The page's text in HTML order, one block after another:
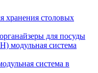
столовых
для посуды
система
система в